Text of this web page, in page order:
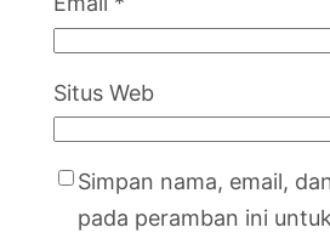
Situs Web
Simpan nama, email,
pada peramban ini